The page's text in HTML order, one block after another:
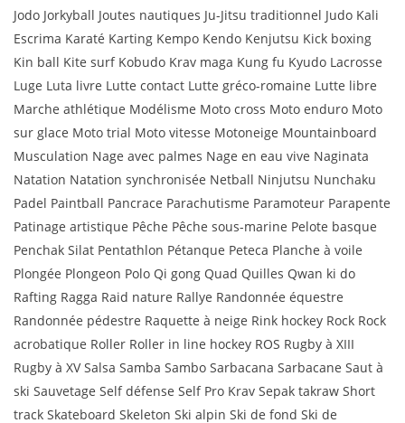
Jodo Jorkyball Joutes nautiques Ju-Jitsu traditionnel Judo Kali
Escrima Karaté Karting Kempo Kendo Kenjutsu Kick boxing
Kin ball Kite surf Kobudo Krav maga Kung fu Kyudo Lacrosse
Luge Luta livre Lutte contact Lutte gréco-romaine Lutte libre
Marche athlétique Modélisme Moto cross Moto enduro Moto
sur glace Moto trial Moto vitesse Motoneige Mountainboard
Musculation Nage avec palmes Nage en eau vive Naginata
Natation Natation synchronisée Netball Ninjutsu Nunchaku
Padel Paintball Pancrace Parachutisme Paramoteur Parapente
Patinage artistique Pêche Pêche sous-marine Pelote basque
Penchak Silat Pentathlon Pétanque Peteca Planche à voile
Plongée Plongeon Polo Qi gong Quad Quilles Qwan ki do
Rafting Ragga Raid nature Rallye Randonnée équestre
Randonnée pédestre Raquette à neige Rink hockey Rock Rock
acrobatique Roller Roller in line hockey ROS Rugby à XIII
Rugby à XV Salsa Samba Sambo Sarbacana Sarbacane Saut à
ski Sauvetage Self défense Self Pro Krav Sepak takraw Short
track Skateboard Skeleton Ski alpin Ski de fond Ski de